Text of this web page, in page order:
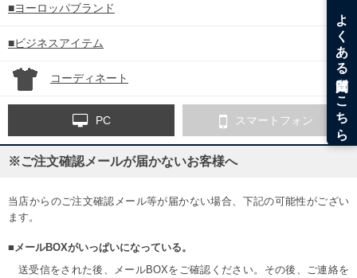
■ヨーロッパブランド
■ビジネスアイテム
コーディネート
PC スマートフォン
※ご注文確認メールが届かないお客様へ
当店からのご注文確認メール等が届かない場合、下記の可能性がござい
ます。
■メールBOXがいっぱいになっている。
送受信をされた後、メールBOXをご確認ください。その後、ご連絡を